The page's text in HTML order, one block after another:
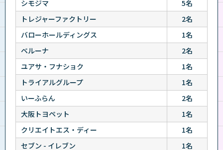
シモジマ
5名
トレジャーファクトリー
2名
バローホールディングス
1名
ベルーナ
2名
ユアサ・フナショク
1名
トライアルグループ
1名
いーふらん
2名
大阪トヨペット
1名
クリエイトエス・ディー
1名
セブン - イレブン
1名